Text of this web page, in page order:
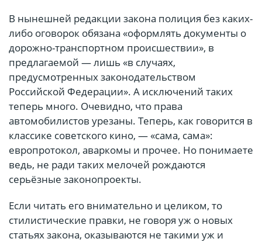
В нынешней редакции закона полиция без каких-
либо оговорок обязана «оформлять документы о
дорожно-транспортном происшествии», в
предлагаемой — лишь «в случаях,
предусмотренных законодательством
Российской Федерации». А исключений таких
теперь много. Очевидно, что права
автомобилистов урезаны. Теперь, как говорится в
классике советского кино, — «сама, сама»:
европротокол, аваркомы и прочее. Но понимаете
ведь, не ради таких мелочей рождаются
серьёзные законопроекты.
Если читать его внимательно и целиком, то
стилистические правки, не говоря уж о новых
статьях закона, оказываются не такими уж и